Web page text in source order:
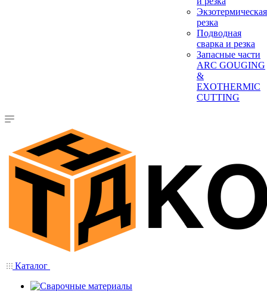
Экзотермическая
резка
Подводная
сварка и резка
Запасные части
ARC GOUGING
&
EXOTHERMIC
CUTTING
Каталог